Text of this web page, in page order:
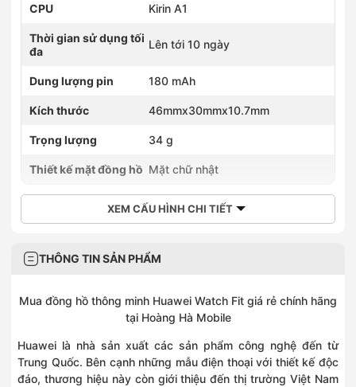
CPU Kirin A1
Thời gian sử dụng tối
đa
Lên tới 10 ngày
Dung lượng pin 180 mAh
Kích thước 46mmx30mmx10.7mm
Trọng lượng 34 g
Thiết kế mặt đồng hồ Mặt chữ nhật
XEM CẤU HÌNH CHI TIẾT
THÔNG TIN SẢN PHẨM
Mua đồng hồ thông minh Huawei Watch Fit giá rẻ chính hãng
tại Hoàng Hà Mobile
Huawei là nhà sản xuất các sản phẩm công nghệ đến từ
Trung Quốc. Bên cạnh những mẫu điện thoại với thiết kế độc
đáo, thương hiệu này còn giới thiệu đến thị trường Việt Nam